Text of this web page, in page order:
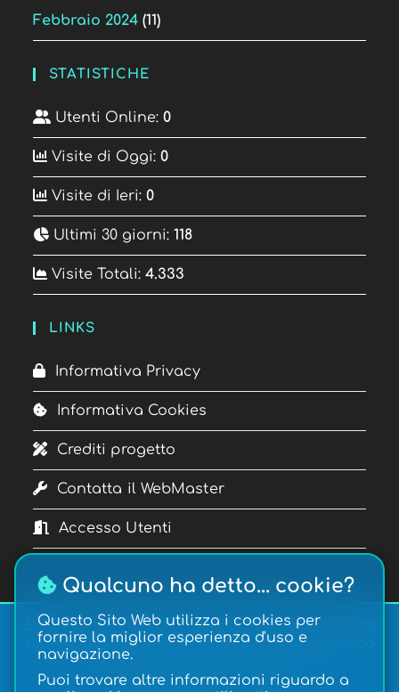
Febbraio 2024 (11)
STATISTICHE
Utenti Online:0
Visite di Oggi:0
Visite di Ieri:0
Ultimi 30 giorni:118
Visite Totali:4.333
LINKS
Informativa Privacy
Informativa Cookies
Crediti progetto
Contatta il WebMaster
Accesso Utenti
È vietata la copia, la pubblicazione, la riproduzione
e la redistribuzione dei contenuti in qualsiasi modo
Copyright © 2026Gateway| Realizzazione:
Qualcuno ha detto... cookie?
Questo Sito Web utilizza i cookies per
fornire la miglior esperienza d'uso e
navigazione.
Puoi trovare altre informazioni riguardo a